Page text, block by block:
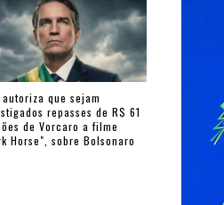
autoriza que sejam
repasses de R$ 61
de Vorcaro a filme
Horse", sobre Bolsonaro